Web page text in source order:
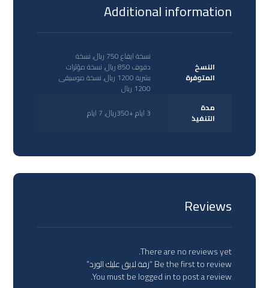
Additional information
النسخ
المتوفرة
نسخة ايقاع 750 ريال, نسخة
دفوف 850 ريال, نسخة مؤثرات
بشرية 1200 ريال, نسخة موسيقى
1200 ريال
مدة
التنفيذ 3 ايام +350ريال, 7 ايام
Reviews
There are no reviews yet.
Be the first to review “زفة لايق عليك الورد”
You must belogged into post a review.